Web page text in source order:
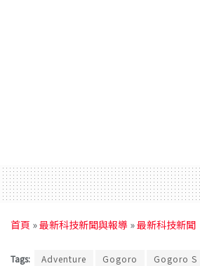
首頁 »最新科技新聞與報導 »最新科技新聞
Tags: Adventure Gogoro Gogoro S